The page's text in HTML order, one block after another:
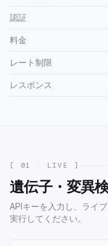
認証
料金
レート制限
レスポンス
[ 01 · LIVE ]
遺伝子・変異
APIキーを入力し、ライ
実行してください。